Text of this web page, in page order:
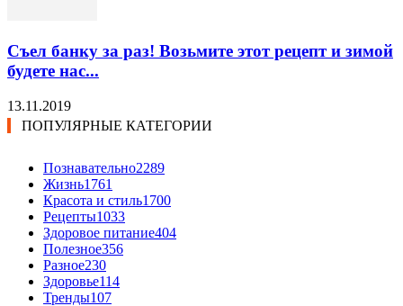
Съел банку за раз! Возьмите этот рецепт и зимой
будете нас...
13.11.2019
ПОПУЛЯРНЫЕ КАТЕГОРИИ
Познавательно2289
Жизнь1761
Красота и стиль1700
Рецепты1033
Здоровое питание404
Полезное356
Разное230
Здоровье114
Тренды107